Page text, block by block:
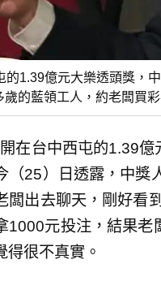
1.39億元大樂透頭獎，
的藍領工人，約老闆買
在台中西屯的1.39
（25）日透露，中獎
闆出去聊天，剛好看
1000元投注，結果
得很不真實。